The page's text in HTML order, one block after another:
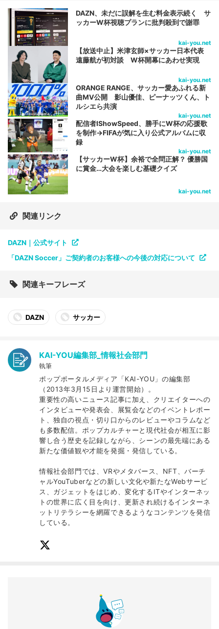
DAZN、未だに誤解を生む料金表示続く サ
ッカーW杯視聴プランに批判殺到で謝罪
kai-you.net
【放送中止】米津玄師×サッカー日本代表
遠藤航が初対談 W杯開幕にあわせ実現
kai-you.net
ORANGE RANGE、サッカー愛あふれる新
曲MV公開 影山優佳、ピーナッツくん、ト
ルシエら共演
kai-you.net
配信者IShowSpeed、勝手にW杯の応援歌
を制作→FIFAが気に入り公式アルバムに収
録
kai-you.net
【サッカーW杯】余裕で全問正解？ 優勝国
に賞金…大会を楽しむ基礎クイズ
kai-you.net
関連リンク
DAZN｜公式サイト
「DAZN Soccer」ご契約者のお客様への今後の対応について
関連キーフレーズ
DAZN サッカー
KAI-YOU編集部_情報社会部門
執筆
ポップポータルメディア「KAI-YOU」の編集部
（2013年3月15日より運営開始）。
重要性の高いニュース記事に加え、クリエイターへの
インタビューや発表会、展覧会などのイベントレポー
ト、独自の視点・切り口からのレビューやコラムなど
も多数配信。ポップカルチャーと現代社会が相互に影
響し合う歴史を記録しながら、シーンの最先端にある
新たな価値観や才能を発掘・発信している。
情報社会部門では、VRやメタバース、NFT、バーチ
ャルYouTuberなどの新しい文化や新たなWebサービ
ス、ガジェットをはじめ、変化するITやインターネッ
トの世界に広く目を向け、更新され続けるインターネ
ットリテラシーを網羅できるようなコンテンツを発信
している。